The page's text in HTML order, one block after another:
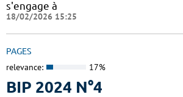
s'engage à
18/02/2026 15:25
PAGES
relevance: 17%
BIP 2024 N°4